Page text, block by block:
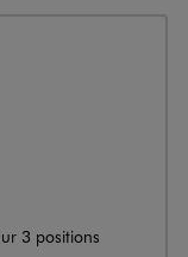
3 positions